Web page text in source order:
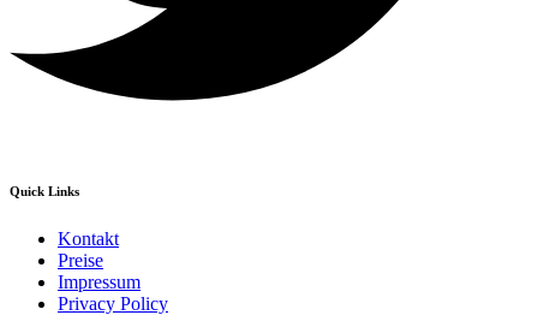
Quick Links
Kontakt
Preise
Impressum
Privacy Policy